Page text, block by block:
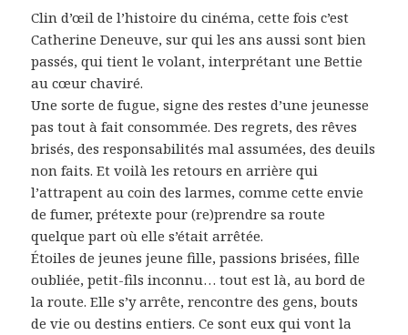
Clin d’œil de l’histoire du cinéma, cette fois c’est
Catherine Deneuve, sur qui les ans aussi sont bien
passés, qui tient le volant, interprétant une Bettie
au cœur chaviré.
Une sorte de fugue, signe des restes d’une jeunesse
pas tout à fait consommée. Des regrets, des rêves
brisés, des responsabilités mal assumées, des deuils
non faits. Et voilà les retours en arrière qui
l’attrapent au coin des larmes, comme cette envie
de fumer, prétexte pour (re)prendre sa route
quelque part où elle s’était arrêtée.
Étoiles de jeunes jeune fille, passions brisées, fille
oubliée, petit-fils inconnu… tout est là, au bord de
la route. Elle s’y arrête, rencontre des gens, bouts
de vie ou destins entiers. Ce sont eux qui vont la